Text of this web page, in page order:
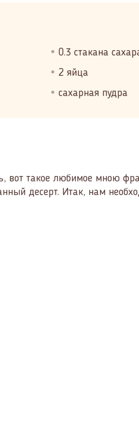
0.3 стакана
2 яйца
сахарная пудра
вот такое любимое мною
десерт. Итак, нам